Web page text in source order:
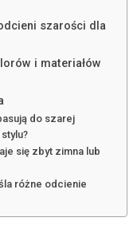
szarości dla
i materiałów
do szarej
się zbyt zimna lub
różne odcienie